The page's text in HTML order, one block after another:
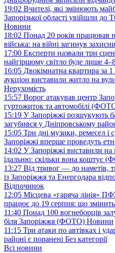
19:02 Вчителі, які змінюють
Запорізької області увійшли
Новини
18:02 Понад 20 років працював
війська: на війні загинув
17:00 Експерти назвали три
найгіршому світло буде лише
16:05 Двокімнатна квартира за
аукціон виставили житло на
Нерухомість
15:57 Ворог атакував центр
гуртожиток та автомобілі
15:19 У Запоріжжі розшукують
загубився у Дніпровському
15:05 Три дні музики, ремесел і
Запоріжжі вперше проведуть
14:02 У Запоріжжі виставили на
їдальню: скільки вона коштує
13:27 Від тривог — до наметів,
із Запоріжжя та Енергодара
Відпочинок
12:05 Місцева «гаряча лінія»
працює до 19 серпня: що
11:40 Понад 100 вогнеборців
біля Запоріжжя (ФОТО) Новини
11:15 Три атаки по автівках і
районі є поранені Без категорії
Всі новини